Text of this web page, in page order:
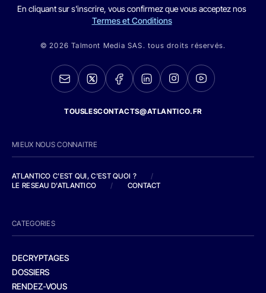
En cliquant sur s'inscrire, vous confirmez que vous acceptez nos
Termes et Conditions
© 2026 Talmont Media SAS. tous droits réservés.
TOUSLESCONTACTS@ATLANTICO.FR
MIEUX NOUS CONNAITRE
ATLANTICO C'EST QUI, C'EST QUOI ?
/
LE RESEAU D'ATLANTICO
/ CONTACT
CATEGORIES
DECRYPTAGES
DOSSIERS
RENDEZ-VOUS